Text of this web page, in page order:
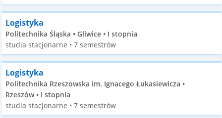
Logistyka
Politechnika Śląska • Gliwice • I stopnia
studia stacjonarne • 7 semestrów
Logistyka
Politechnika Rzeszowska im. Ignacego Łukasiewicza •
Rzeszów • I stopnia
studia stacjonarne • 7 semestrów